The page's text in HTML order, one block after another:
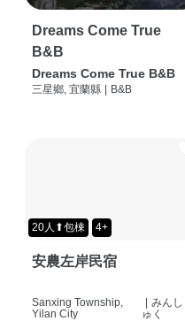
Dreams Come True
B&B
Dreams Come True B&B
三星鄉, 宜蘭縣 | B&B
20人⬆包棟 4+
安農左岸民宿
Sanxing Township,
Yilan City
| みんし
ゅく